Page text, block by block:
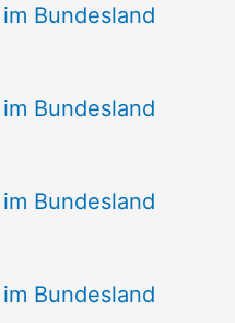
Bundesland
Bundesland
Bundesland
Bundesland